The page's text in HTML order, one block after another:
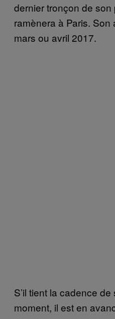
dernier tronçon de son
ramènera à Paris.
mars ou avril 2017.
S’il tient la cadence
moment, il est en